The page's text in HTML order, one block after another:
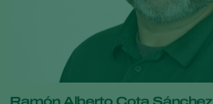
Ramón Alberto Cota Sánchez